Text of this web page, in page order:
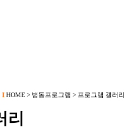
I HOME > 병동프로그램 > 프로그램 갤러리
러리